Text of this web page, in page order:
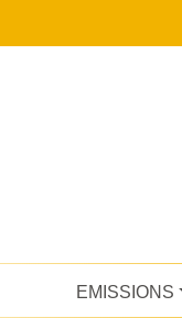
EMISSIONS